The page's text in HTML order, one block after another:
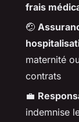
frais
🤕
maternité
contrats
💼
indemnise